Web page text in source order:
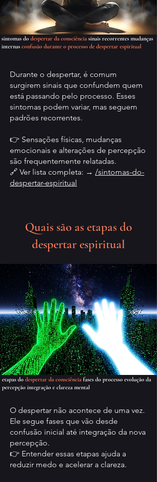
sintomas do despertar da consciência sinais recorrentes mudanças
internas confusão durante o processo de despertar espiritual
Durante o despertar, é comum
surgirem sinais que confundem quem
está passando pelo processo. Esses
sintomas podem variar, mas seguem
padrões recorrentes.
👉 Sensações físicas, mudanças
emocionais e alterações de percepção
são frequentemente relatadas.
🔗 Ver lista completa: → /sintomas-do-
despertar-espiritual
Quais são as etapas do
despertar espiritual
etapas do despertar da consciência fases do processo evolução da
percepção integração e clareza mental
O despertar não acontece de uma vez.
Ele segue fases que vão desde
confusão inicial até integração da nova
percepção.
👉 Entender essas etapas ajuda a
reduzir medo e acelerar a clareza.